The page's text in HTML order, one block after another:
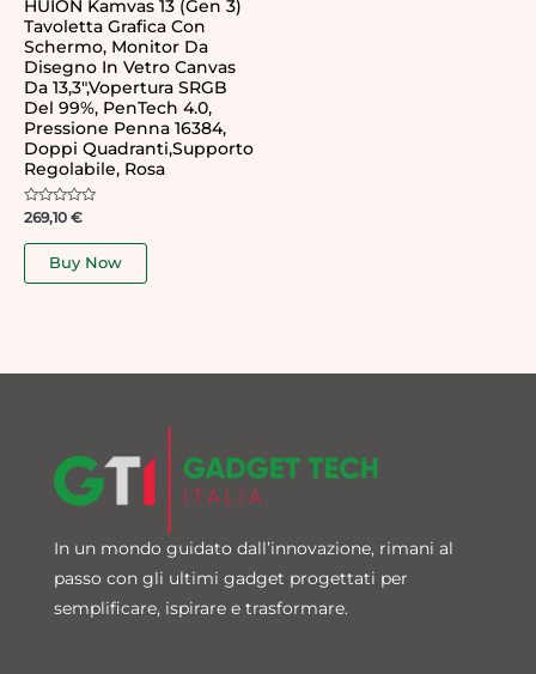
HUION Kamvas 13 (Gen 3)
Tavoletta Grafica Con
Schermo, Monitor Da
Disegno In Vetro Canvas
Da 13,3″,Vopertura SRGB
Del 99%, PenTech 4.0,
Pressione Penna 16384,
Doppi Quadranti,Supporto
Regolabile, Rosa
Rated
out
269,10 €
Buy Now
In un mondo guidato dall’innovazione, rimani al
passo con gli ultimi gadget progettati per
semplificare, ispirare e trasformare.